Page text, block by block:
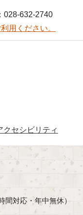
028-632-2740
用ください。
クセシビリティ
間対応・年中無休）